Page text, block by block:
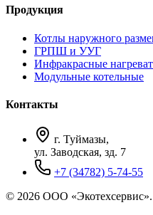
Продукция
Котлы наружного
ГРПШ и УУГ
Инфракрасные
Модульные котельные
Контакты
г. Туймазы,
ул. Заводская, зд. 7
+7 (34782) 5-74-55
© 2026 ООО